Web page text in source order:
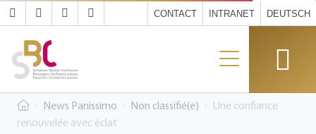
CONTACT INTRANET DEUTSCH
News Panissimo Non classifié(e)
Une confiance
renouvelée avec éclat